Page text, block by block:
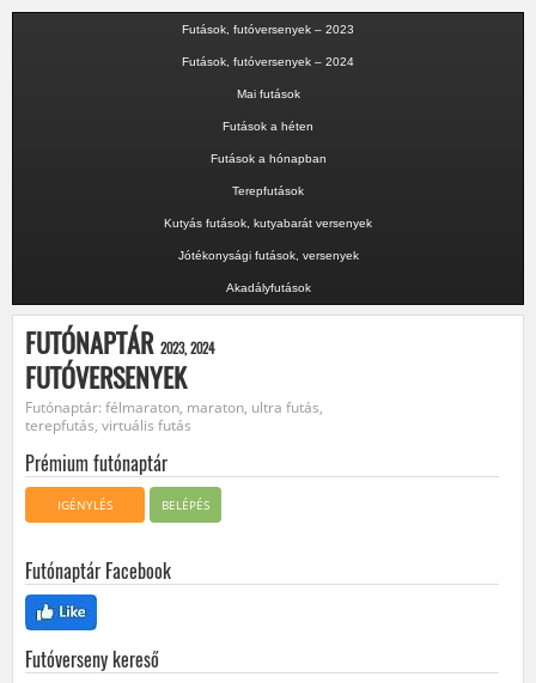
Futások, futóversenyek – 2023
Futások, futóversenyek – 2024
Mai futások
Futások a héten
Futások a hónapban
Terepfutások
Kutyás futások, kutyabarát versenyek
Jótékonysági futások, versenyek
Akadályfutások
FUTÓNAPTÁR 2023, 2024
FUTÓVERSENYEK
Futónaptár: félmaraton, maraton, ultra futás,
terepfutás, virtuális futás
Prémium futónaptár
IGÉNYLÉS BELÉPÉS
Futónaptár Facebook
Futóverseny kereső